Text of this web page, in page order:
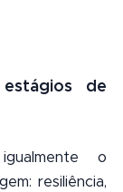
estágios de
o
resiliência,